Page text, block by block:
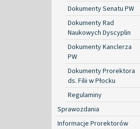
Dokumenty Senatu PW
Dokumenty Rad
Naukowych Dyscyplin
Dokumenty Kanclerza
PW
Dokumenty Prorektora
ds. Filii w Płocku
Regulaminy
Sprawozdania
Informacje Prorektorów